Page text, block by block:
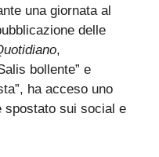
una giornata al
delle
,
bollente” e
ha acceso uno
spostato sui social e